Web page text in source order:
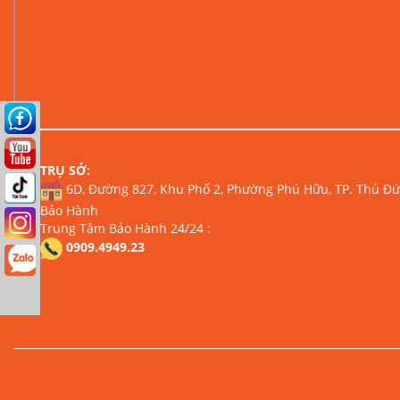
TRỤ SỞ:
6D, Đường 827, Khu Phố 2, Phường Phú Hữu, TP. Thủ
Bảo Hành
Trung Tâm Bảo Hành 24/24 :
0909.4949.23